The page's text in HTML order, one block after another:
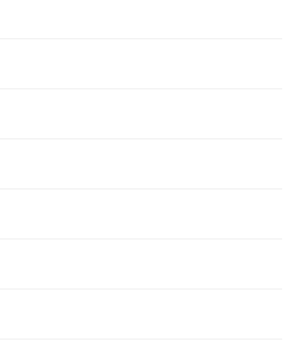
します。
金沢では12月25日から正月15日まで
は菅原道真といわれ、道真が前田の
ますように」との願いをこめて天神
っふた付の椀（わん）が並び、果物